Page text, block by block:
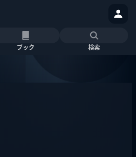
ブック 検索